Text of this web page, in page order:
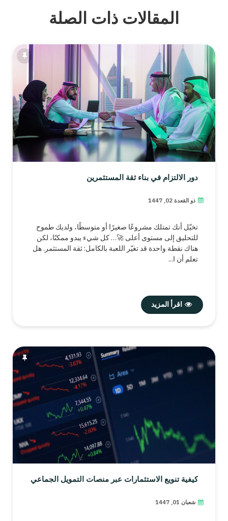
المقالات ذات الصلة
دور الالتزام في بناء ثقة المستثمرين
ذو القعدة 02, 1447
تخيّل أنك تمتلك مشروعًا صغيرًا أو متوسطًا، ولديك طموح
للتحليق إلى مستوى أعلى 🚀… كل شيء يبدو ممكنًا، لكن
هناك نقطة واحدة قد تغيّر اللعبة بالكامل: ثقة المستثمر. هل
تعلم أن ا...
اقرأ المزيد
كيفية تنويع الاستثمارات عبر منصات التمويل الجماعي
شعبان 01, 1447